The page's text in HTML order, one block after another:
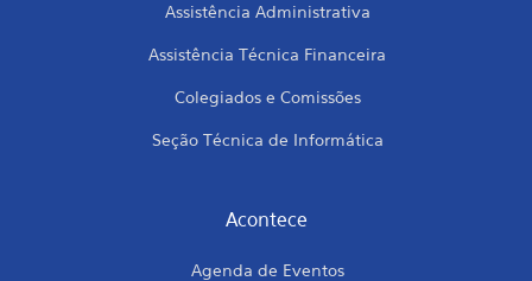
Assistência Administrativa
Assistência Técnica Financeira
Colegiados e Comissões
Seção Técnica de Informática
Acontece
Agenda de Eventos